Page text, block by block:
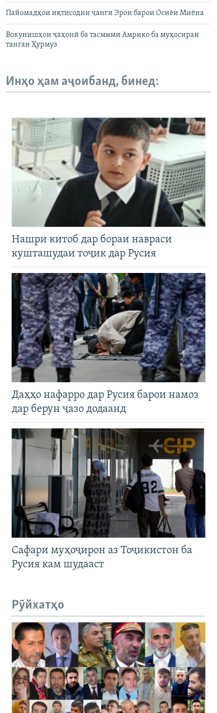
Пайомадҳои иқтисодии ҷанги Эрон барои Осиёи Миёна
Вокунишҳои ҷаҳонӣ ба тасмими Амрико ба муҳосираи
тангаи Ҳурмуз
Инҳо ҳам аҷоибанд, бинед:
Нашри китоб дар бораи навраси
кушташудаи тоҷик дар Русия
Даҳҳо нафарро дар Русия барои намоз
дар берун ҷазо додаанд
Сафари муҳоҷирон аз Тоҷикистон ба
Русия кам шудааст
Рӯйхатҳо